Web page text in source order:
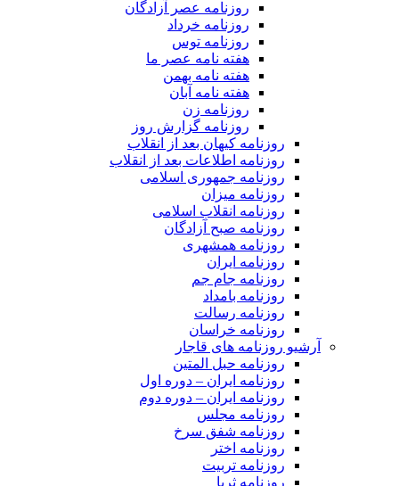
روزنامه عصر آزادگان
روزنامه خرداد
روزنامه توس
هفته نامه عصر ما
هفته نامه بهمن
هفته نامه آبان
روزنامه زن
روزنامه گزارش روز
روزنامه کیهان بعد از انقلاب
روزنامه اطلاعات بعد از انقلاب
روزنامه جمهوری اسلامی
روزنامه میزان
روزنامه انقلاب اسلامی
روزنامه صبح آزادگان
روزنامه همشهری
روزنامه ایران
روزنامه جام جم
روزنامه بامداد
روزنامه رسالت
روزنامه خراسان
آرشیو روزنامه های قاجار
روزنامه حبل المتین
روزنامه ایران – دوره اول
روزنامه ایران – دوره دوم
روزنامه مجلس
روزنامه شفق سرخ
روزنامه اختر
روزنامه تربیت
روزنامه ثریا